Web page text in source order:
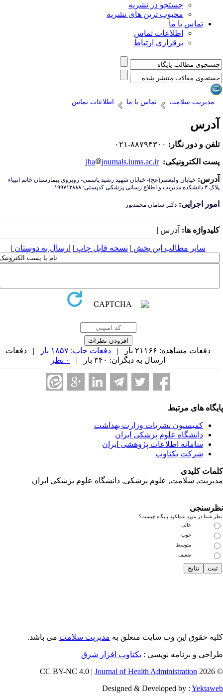
جستجو در نشریه
محبوب ترین های نشریه
تماس با ما
اطلاعات تماس
برقراری ارتباط
مدیریت سلامت تماس با ما اطلاعات تماس
و دور نگار:۸۸۷۹۴۳۰۰-۰۲۱
الکترونیکی: jha journals.iums.ac.ir
خیابان ولیعصر(عج)- خیابان شهید رشید یاسمی- روبروی بیمارستان خاتم انبیاء
و اطلاع رسانی پزشکی کدپستی: ۱۹۹۷۱۳۸۸۸
اجرایی:دکتر سامان محمدپور
ها:آدرس |
سایر مطالب این بخش | نسخه قابل چاپ| ارسال به دوستان|
دفعات مشاهده: ۲۱۱۶۶ بار | دفعات چاپ: ۱۸۵۷ بار
| دفعات
ارسال به دیگران: ۳۴۰ بار |
های مرتبط
کمیسیون نشریات وزارت بهداشت
دانشگاه علوم پزشکی ایران
سامانه اطلاعات پژوهشی ایران
شرکت یکتاوب
کلیدی
سلامت, علوم پزشکی, دانشگاه علوم پزشکی ایران
شما در مورد عملکرد پایگاه چیست؟
عالی
خوب
متوسط
ضعیف
حقوق این وب سایت متعلق بهمدیریت سلامتمی باشد.
و برنامه نویسی : یکتاوب افزار شرق
©
Journal of Health Administration
Designed & Developed by :